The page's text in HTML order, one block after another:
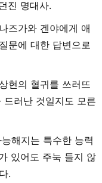
진 명대사.
즈가와 겐야에게 애
문에 대한 답변으로
현의 혈귀를 쓰러뜨
러난 것일지도 모른
해지는 특수한 능력
있어도 주눅 들지 않
.